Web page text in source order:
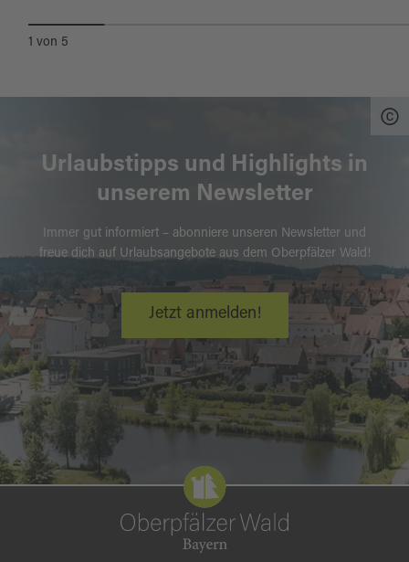
1 von 5
Urlaubstipps und Highlights in
unserem Newsletter
Immer gut informiert – abonniere unseren Newsletter und
freue dich auf Urlaubsangebote aus dem Oberpfälzer Wald!
Jetzt anmelden!